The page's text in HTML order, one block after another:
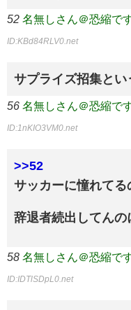
52 名無しさん＠恐縮で
ID:KBd84RLV0.net
サプライズ招集とい
56 名無しさん＠恐縮で
ID:1nKIO3VM0.net
>>52
サッカーに憧れてる
辞退者続出してんの
58 名無しさん＠恐縮で
ID:IDTlSDpL0.net